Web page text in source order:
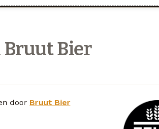
Bruut Bier
door Bruut Bier